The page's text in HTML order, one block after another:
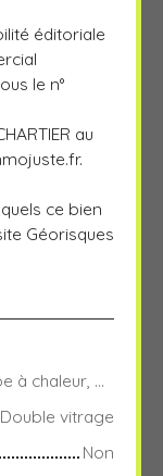
éditoriale
le n°
au
.
ce bien
Géorisques
Climatisation, Gaz, Pompe à chaleur, Réversible/De ville
vitrage
Non